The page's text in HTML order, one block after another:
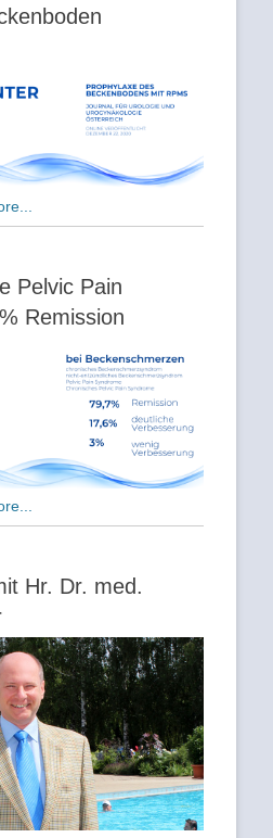
Pelvic Pain
Remission
Hr. Dr. med.